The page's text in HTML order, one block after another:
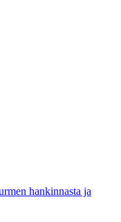
hankinnasta ja